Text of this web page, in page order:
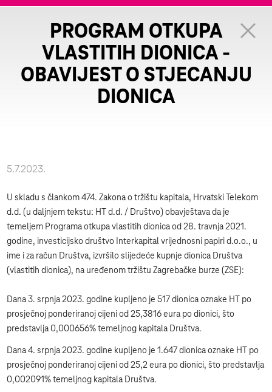
PROGRAM OTKUPA
VLASTITIH DIONICA -
OBAVIJEST O STJECANJU
DIONICA
5.7.2023.
U skladu s člankom 474. Zakona o tržištu kapitala, Hrvatski Telekom
d.d. (u daljnjem tekstu: HT d.d. / Društvo) obavještava da je
temeljem Programa otkupa vlastitih dionica od 28. travnja 2021.
godine, investicijsko društvo Interkapital vrijednosni papiri d.o.o., u
ime i za račun Društva, izvršilo slijedeće kupnje dionica Društva
(vlastitih dionica), na uređenom tržištu Zagrebačke burze (ZSE):
Dana 3. srpnja 2023. godine kupljeno je 517 dionica oznake HT po
prosječnoj ponderiranoj cijeni od 25,3816 eura po dionici, što
predstavlja 0,000656% temeljnog kapitala Društva.
Dana 4. srpnja 2023. godine kupljeno je 1.647 dionica oznake HT po
prosječnoj ponderiranoj cijeni od 25,2 eura po dionici, što predstavlja
0,002091% temeljnog kapitala Društva.